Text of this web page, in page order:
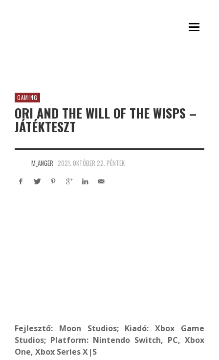
GAMING
ORI AND THE WILL OF THE WISPS –
JÁTÉKTESZT
M_ANGER 2021. OKTÓBER 22. PÉNTEK
Fejlesztő: Moon Studios; Kiadó: Xbox Game
Studios; Platform: Nintendo Switch, PC, Xbox
One, Xbox Series X|S